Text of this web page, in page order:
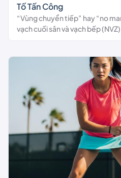
Tố Tấn Công
“Vùng chuyển tiếp” hay “no
vạch cuối sân và vạch bếp